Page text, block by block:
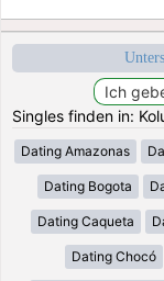
Singles finden in:
Dating Amazonas
Dating Bogota
Dating Caqueta
Dating Chocó